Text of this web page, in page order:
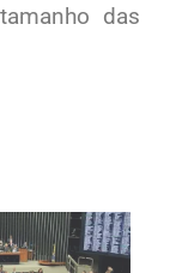
das